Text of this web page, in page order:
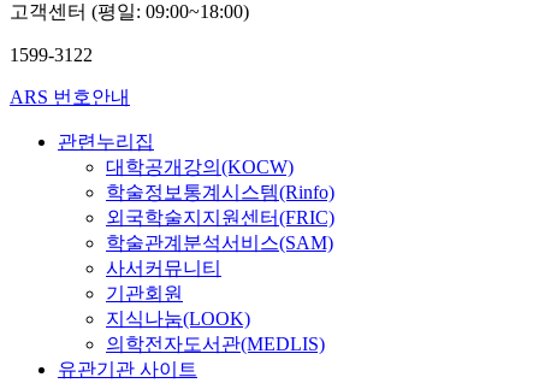
고객센터 (평일: 09:00~18:00)
1599-3122
ARS 번호안내
관련누리집
대학공개강의(KOCW)
학술정보통계시스템(Rinfo)
외국학술지지원센터(FRIC)
학술관계분석서비스(SAM)
사서커뮤니티
기관회원
지식나눔(LOOK)
의학전자도서관(MEDLIS)
유관기관 사이트